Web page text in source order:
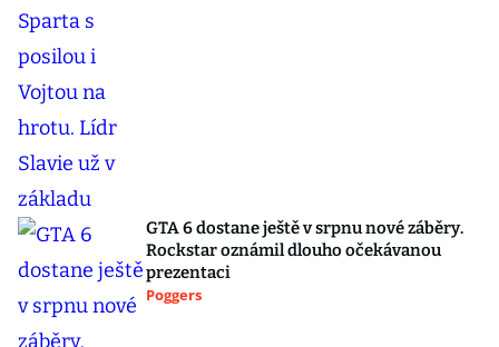
GTA 6 dostane ještě v srpnu nové záběry.
Rockstar oznámil dlouho očekávanou
prezentaci
Poggers